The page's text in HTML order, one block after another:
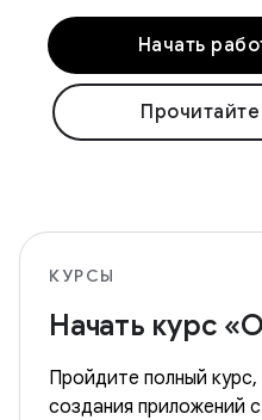
Начать
КУРСЫ
Начать курс
Пройдите полный
создания приложений